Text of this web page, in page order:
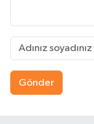
Gönder